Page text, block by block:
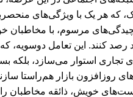
که هر یک با ویژگی‌های
مرسوم، با مخاطبان
رصد کنند. این تعامل
تجاری استوار می‌سازد، بلکه
روزافزون بازار هم‌راستا
خویش، ذائقه مخاطبان